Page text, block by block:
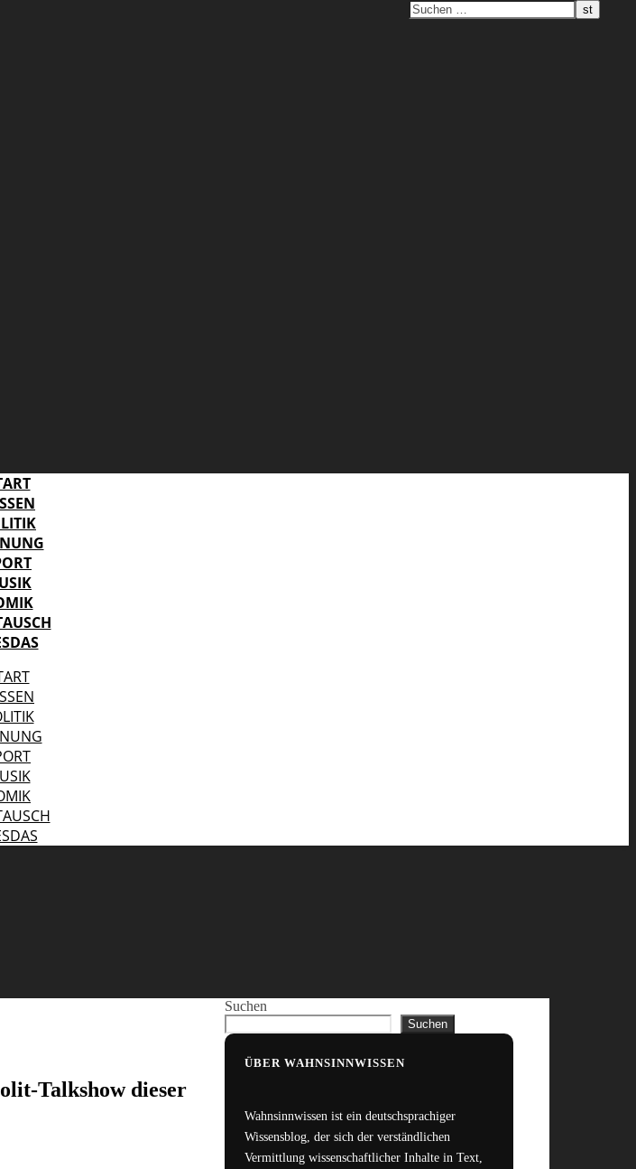
Talkshow dieser
Suchen
Suchen
ÜBER WAHNSINNWISSEN
Wahnsinnwissen ist ein deutschsprachiger
Wissensblog, der sich der verständlichen
Vermittlung wissenschaftlicher Inhalte in Text,